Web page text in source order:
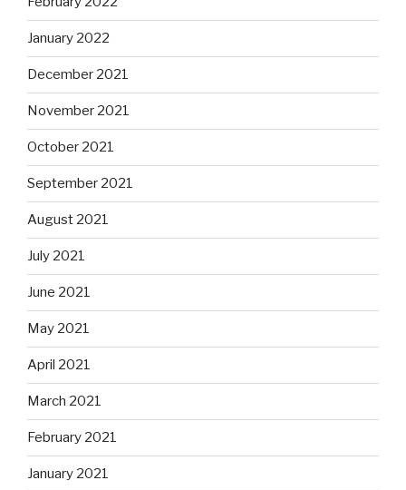
January 2022
December 2021
November 2021
October 2021
September 2021
August 2021
July 2021
June 2021
May 2021
April 2021
March 2021
February 2021
January 2021